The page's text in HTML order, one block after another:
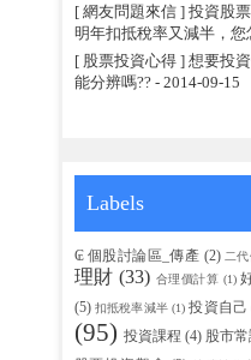
[ 網友問題來信 ] 投資股
明年扣抵稅率又減半，您
[ 股票投資心得 ] 想要投
能分辨嗎??- 2014-09-15
Labels
₢ 個股討論區_傳產 (2) 二
理財 (33) 合理價計算 (1)
(5) 扣抵稅率減半 (1) 投資自己
(95) 投資課程 (4) 股市常